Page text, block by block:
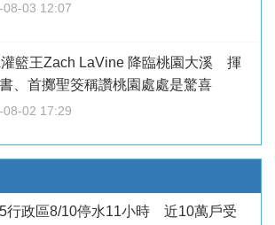
08-03 12:07
籃王Zach LaVine 降臨桃園大溪 揮
、首擲聖筊稱讚桃園處處是驚喜
08-02 17:29
行政區8/10停水11小時 近10萬戶受